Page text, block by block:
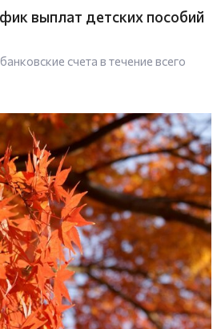
выплат детских пособий
счета в течение всего